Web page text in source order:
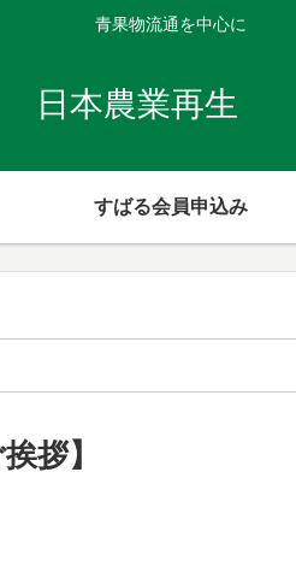
青果物流通を中心に
日本農業再生
すばる会員申込み
拶】